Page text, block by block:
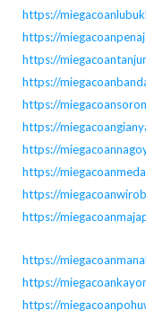
https://
https://
https://
https://
https://
https://
https://
https://
https://
https://
https://
https://
https://